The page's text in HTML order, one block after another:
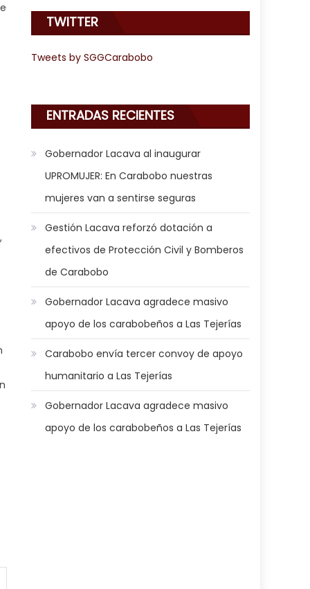
TWITTER
Tweets by SGGCarabobo
ENTRADAS RECIENTES
Gobernador Lacava al inaugurar
UPROMUJER: En Carabobo nuestras
mujeres van a sentirse seguras
Gestión Lacava reforzó dotación a
efectivos de Protección Civil y Bomberos
de Carabobo
Gobernador Lacava agradece masivo
apoyo de los carabobeños a Las Tejerías
Carabobo envía tercer convoy de apoyo
humanitario a Las Tejerías
Gobernador Lacava agradece masivo
apoyo de los carabobeños a Las Tejerías